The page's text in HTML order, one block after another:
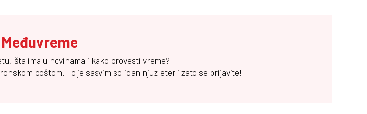
Međuvreme
šta ima u novinama i kako provesti vreme?
poštom. To je sasvim solidan njuzleter i zato se prijavite!